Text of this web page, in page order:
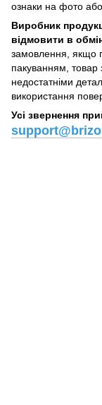
ознаки на фото або
Виробник
відмовити в
замовлення, якщо
пакуванням,
недостатніми
використання
Усі звернення